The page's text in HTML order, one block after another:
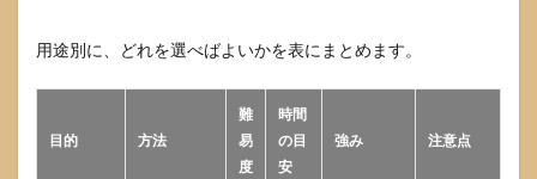
用途別に、どれを選べばよいかを表にまとめます。
目的 方法
難
易
度
時間
の目
安
強み 注意点